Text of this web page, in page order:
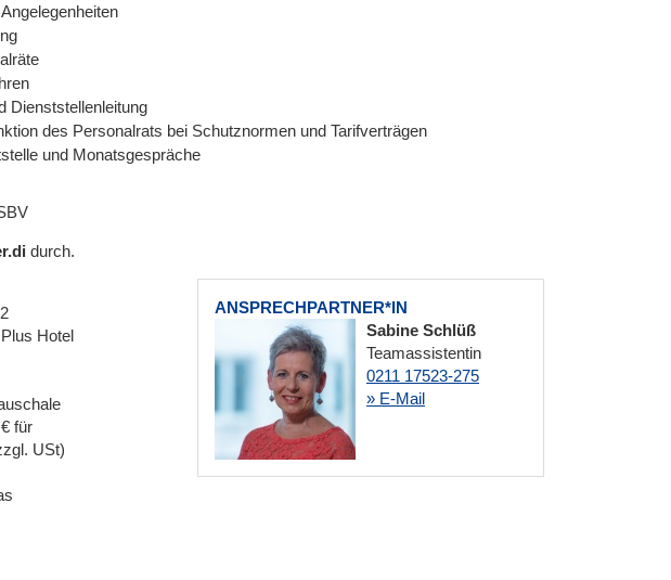
Dienststellenleitung
des Personalrats bei Schutznormen und Tarifverträgen
und Monatsgespräche
durch.
ANSPRECHPARTNER*IN
Sabine Schlüß
Teamassistentin
0211 17523-275
» E-Mail
Hotel
für
USt)